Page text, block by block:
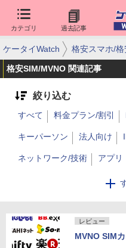
カテゴリ 過去記事
ケータイWatch 格安スマホ/格
格安SIM/MVNO 関連記事
絞り込む
すべて 料金プラン/割引
キーパーソン 法人向け
ネットワーク/技術 アプリ
DMM mobile
BIC SIM レビュー
MVNO SIM